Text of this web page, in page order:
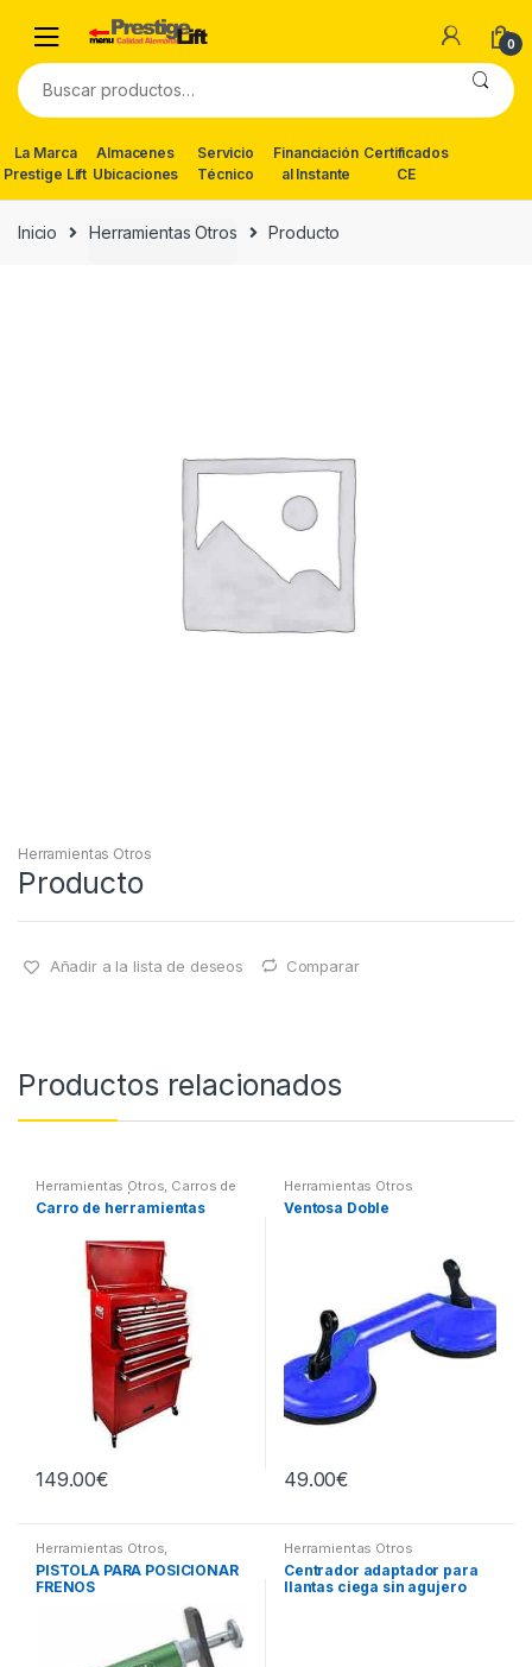
navigation
content
0
Buscar
por:
La Marca
Prestige Lift
Almacenes
Ubicaciones
Servicio
Técnico
Financiación
al Instante
Certificados
CE
Inicio Herramientas Otros Producto
Herramientas Otros
Producto
Añadir a la lista de deseos Comparar
Productos relacionados
Herramientas Otros, Carros de
Herramientas | Bancos
Carro de herramientas
149.00€
Herramientas Otros
Ventosa Doble
49.00€
Herramientas Otros,
Herramientas Frenos y
Refrigeración
PISTOLA PARA POSICIONAR
FRENOS
Herramientas Otros
Centrador adaptador para
llantas ciega sin agujero